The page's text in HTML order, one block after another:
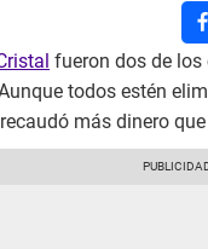
fueron dos de los
todos estén
más dinero